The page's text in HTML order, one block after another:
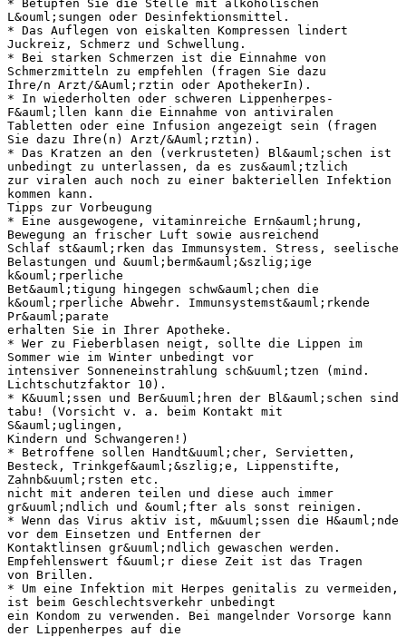
* Betupfen Sie die Stelle mit alkoholischen
L&ouml;sungen oder Desinfektionsmittel.
* Das Auflegen von eiskalten Kompressen lindert
Juckreiz, Schmerz und Schwellung.
* Bei starken Schmerzen ist die Einnahme von
Schmerzmitteln zu empfehlen (fragen Sie dazu
Ihre/n Arzt/&Auml;rztin oder ApothekerIn).
* In wiederholten oder schweren Lippenherpes-
F&auml;llen kann die Einnahme von antiviralen
Tabletten oder eine Infusion angezeigt sein (fragen
Sie dazu Ihre(n) Arzt/&Auml;rztin).
* Das Kratzen an den (verkrusteten) Bl&auml;schen ist
unbedingt zu unterlassen, da es zus&auml;tzlich
zur viralen auch noch zu einer bakteriellen Infektion
kommen kann.
Tipps zur Vorbeugung
* Eine ausgewogene, vitaminreiche Ern&auml;hrung,
Bewegung an frischer Luft sowie ausreichend
Schlaf st&auml;rken das Immunsystem. Stress, seelische
Belastungen und &uuml;berm&auml;&szlig;ige
k&ouml;rperliche
Bet&auml;tigung hingegen schw&auml;chen die
k&ouml;rperliche Abwehr. Immunsystemst&auml;rkende
Pr&auml;parate
erhalten Sie in Ihrer Apotheke.
* Wer zu Fieberblasen neigt, sollte die Lippen im
Sommer wie im Winter unbedingt vor
intensiver Sonneneinstrahlung sch&uuml;tzen (mind.
Lichtschutzfaktor 10).
* K&uuml;ssen und Ber&uuml;hren der Bl&auml;schen sind
tabu! (Vorsicht v. a. beim Kontakt mit
S&auml;uglingen,
Kindern und Schwangeren!)
* Betroffene sollen Handt&uuml;cher, Servietten,
Besteck, Trinkgef&auml;&szlig;e, Lippenstifte,
Zahnb&uuml;rsten etc.
nicht mit anderen teilen und diese auch immer
gr&uuml;ndlich und &ouml;fter als sonst reinigen.
* Wenn das Virus aktiv ist, m&uuml;ssen die H&auml;nde
vor dem Einsetzen und Entfernen der
Kontaktlinsen gr&uuml;ndlich gewaschen werden.
Empfehlenswert f&uuml;r diese Zeit ist das Tragen
von Brillen.
* Um eine Infektion mit Herpes genitalis zu vermeiden,
ist beim Geschlechtsverkehr unbedingt
ein Kondom zu verwenden. Bei mangelnder Vorsorge kann
der Lippenherpes auf die